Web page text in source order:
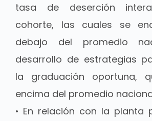
tasa de deserción
cohorte, las cuales se
debajo del promedio
desarrollo de estrategias
la graduación oportuna,
encima del promedio
• En relación con la planta